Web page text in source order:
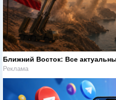
Ближний Восток: Все
Реклама